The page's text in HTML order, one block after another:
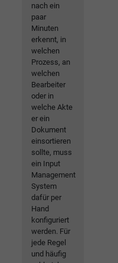
nach ein
paar
Minuten
erkennt, in
welchen
Prozess, an
welchen
Bearbeiter
oder in
welche Akte
er ein
Dokument
einsortieren
sollte, muss
ein Input
Management
System
dafür per
Hand
konfiguriert
werden. Für
jede Regel
und häufig